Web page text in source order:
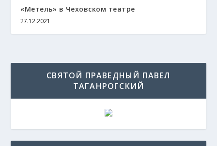
«Метель» в Чеховском театре
27.12.2021
СВЯТОЙ ПРАВЕДНЫЙ ПАВЕЛ
ТАГАНРОГСКИЙ